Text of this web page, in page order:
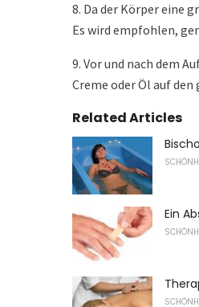
8. Da der Körper eine
Es wird empfohlen,
9. Vor und nach dem
Creme oder Öl auf
Related Articles
Ein